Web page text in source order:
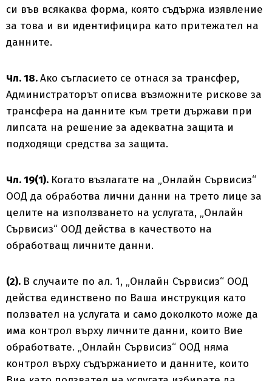
си във всякаква форма, която съдържа изявление
за това и ви идентифицира като притежател на
данните.
Чл. 18.Ако съгласието се отнася за трансфер,
Администраторът описва възможните рискове за
трансфера на данните към трети държави при
липсата на решение за адекватна защита и
подходящи средства за защита.
Чл. 19(1). Когато възлагате на „Онлайн Сървисиз“
ООД да обработва лични данни на трето лице за
целите на използването на услугата, „Онлайн
Сървисиз“ ООД действа в качеството на
обработващ личните данни.
(2). В случаите по ал. 1, „Онлайн Сървисиз“ ООД
действа единствено по Ваша инструкция като
ползвател на услугата и само доколкото може да
има контрол върху личните данни, които Вие
обработвате. „Онлайн Сървисиз“ ООД няма
контрол върху съдържанието и данните, които